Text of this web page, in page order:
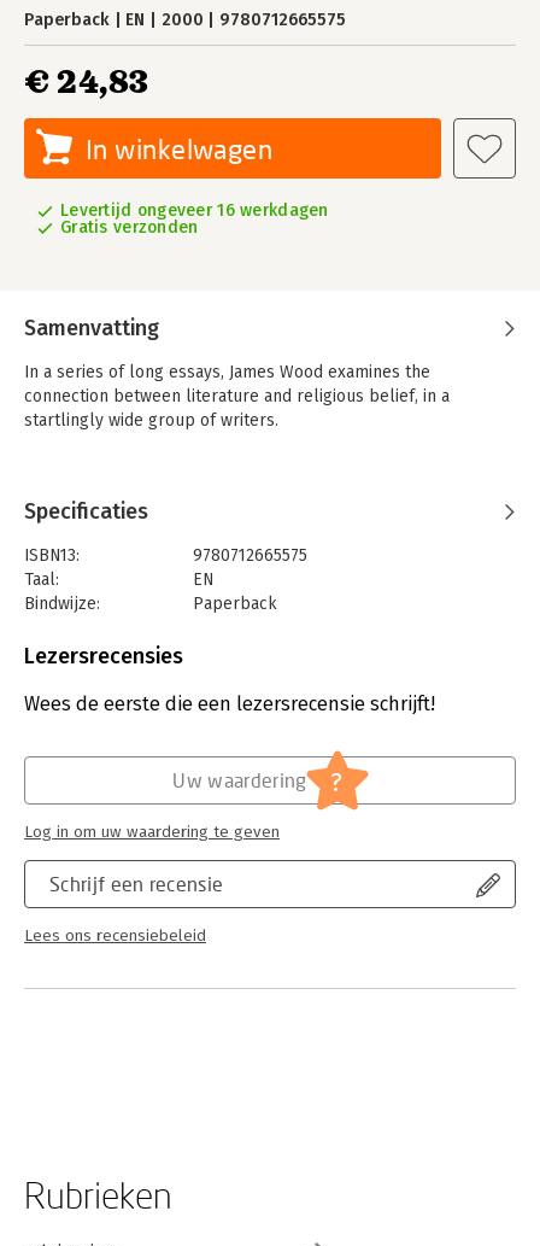
Paperback EN 2000 9780712665575
€ 24,83
In winkelwagen
Levertijd ongeveer 16 werkdagen
Gratis verzonden
Samenvatting
In a series of long essays, James Wood examines the
connection between literature and religious belief, in a
startlingly wide group of writers.
Specificaties
ISBN13:
9780712665575
Taal:
EN
Bindwijze:
Paperback
Uitgever:
Lezersrecensies
Wees de eerste die een lezersrecensie schrijft!
Schrijf een recensie
Lees ons recensiebeleid
Uw waardering ?
Log in om uw waardering te geven
Rubrieken